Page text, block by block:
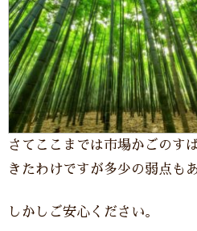
さてここまでは市場かごのす
きたわけですが多少の弱点も
しかしご安心ください。